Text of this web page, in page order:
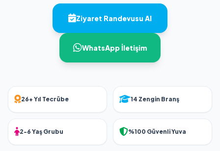
Ziyaret Randevusu Al
WhatsApp İletişim
26+ Yıl Tecrübe 14 Zengin Branş
2-6 Yaş Grubu %100 Güvenli Yuva